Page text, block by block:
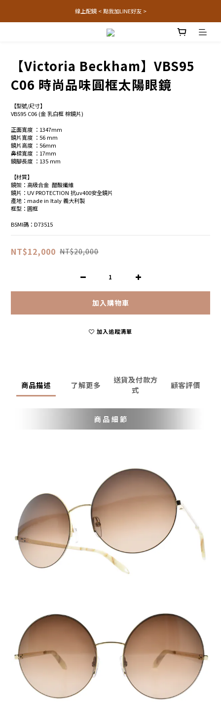
線上配鏡 < 點我加LINE好友 >
【Victoria Beckham】VBS95
C06 時尚品味圓框太陽眼鏡
【型號/尺寸】
VBS95 C06 (金 乳白框 棕鏡片)
正面寬度 ：1347mm
鏡片寬度 ：56 mm
鏡片高度 ：56mm
鼻樑寬度 ：17mm
鏡腳長度 ：135 mm
【材質】
鏡架：高級合金  醋酸纖維
鏡片：UV PROTECTION 抗uv400安全鏡片
產地：made in Italy 義大利製
框型：圓框
BSMI碼：D73515
NT$12,000 NT$20,000
加入購物車
加入追蹤清單
商品描述 了解更多
送貨及付款方
式
顧客評價